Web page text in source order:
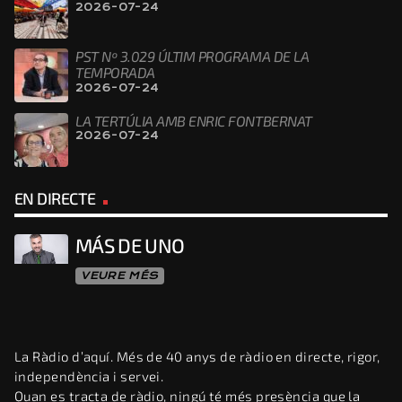
2026-07-24
PST Nº 3.029 ÚLTIM PROGRAMA DE LA
TEMPORADA
2026-07-24
LA TERTÚLIA AMB ENRIC FONTBERNAT
2026-07-24
EN DIRECTE
MÁS DE UNO
VEURE MÉS
La Ràdio d’aquí. Més de 40 anys de ràdio en directe, rigor,
independència i servei.
Quan es tracta de ràdio, ningú té més presència que la